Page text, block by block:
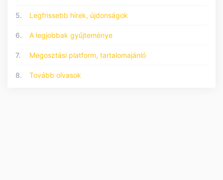
5. Legfrissebb hírek, újdonságok
6. A legjobbak gyűjteménye
7. Megosztási platform, tartalomajánló
8. Tovább olvasok